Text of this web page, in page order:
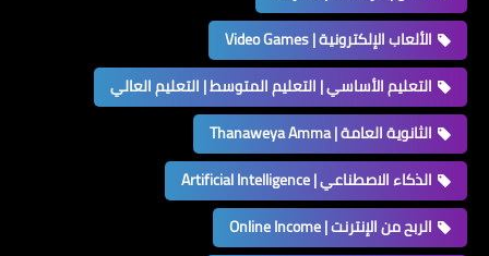
الألعاب الإلكترونية | Video Games
التعليم الأساسي | التعليم المتوسط | التعليم العالي
الثانوية العامة | Thanaweya Amma
الذكاء الاصطناعي | Artificial Intelligence
الربح من الإنترنت | Online Income